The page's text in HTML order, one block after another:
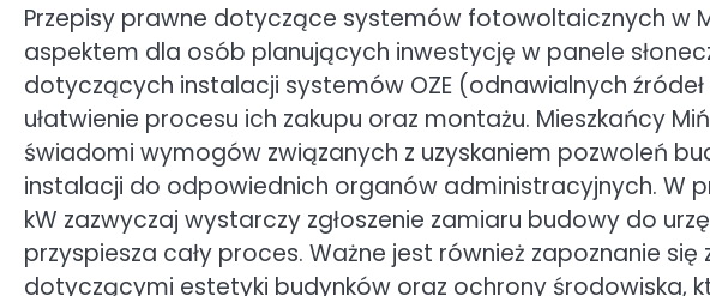
Przepisy prawne dotyczące systemów fotowoltaicznych w
aspektem dla osób planujących inwestycję w panele
dotyczących instalacji systemów OZE (odnawialnych
ułatwienie procesu ich zakupu oraz montażu. Mieszkańcy
świadomi wymogów związanych z uzyskaniem pozwoleń
instalacji do odpowiednich organów administracyjnych. W
kW zazwyczaj wystarczy zgłoszenie zamiaru budowy do
przyspiesza cały proces. Ważne jest również zapoznanie
dotyczącymi estetyki budynków oraz ochrony środowiska,